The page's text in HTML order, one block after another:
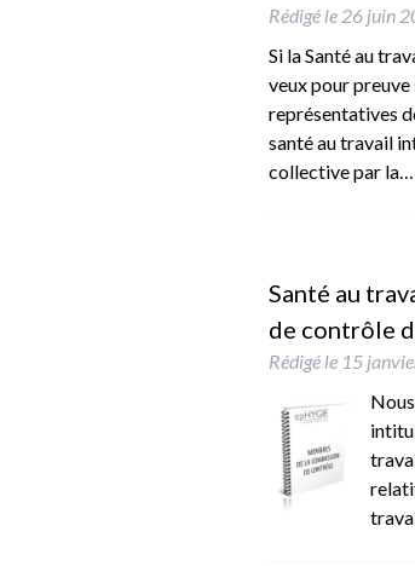
Rédigé le 26 juin
Si la Santé au
veux pour
représentatives
santé au travail
collective par la…
Santé au
de contrôle
Rédigé le 15